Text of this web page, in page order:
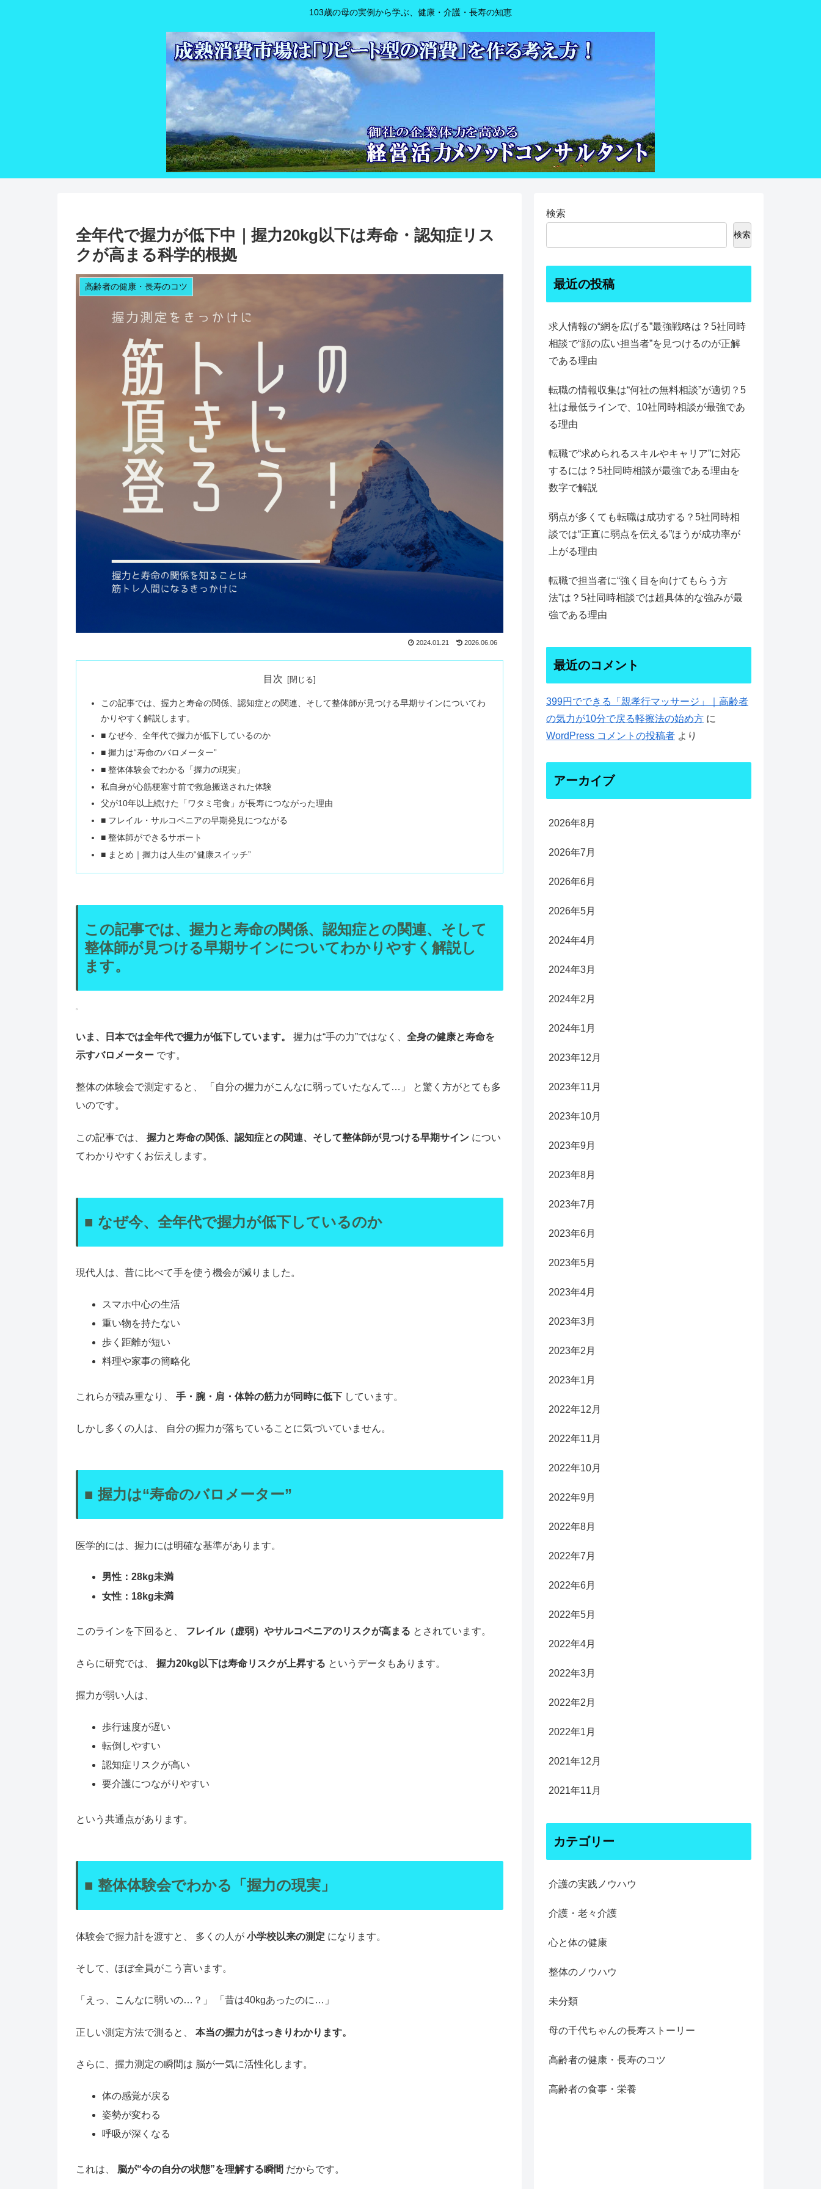
103歳の母の実例から学ぶ、健康・介護・長寿の知恵
全年代で握力が低下中｜握力20kg以下は寿命・認知症リス
クが高まる科学的根拠
高齢者の健康・長寿のコツ
2024.01.21 2026.06.06
目次
この記事では、握力と寿命の関係、認知症との関連、そして整体師が見つける早期サインについてわ
かりやすく解説します。
■ なぜ今、全年代で握力が低下しているのか
■ 握力は“寿命のバロメーター”
■ 整体体験会でわかる「握力の現実」
私自身が心筋梗塞寸前で救急搬送された体験
父が10年以上続けた「ワタミ宅食」が長寿につながった理由
■ フレイル・サルコペニアの早期発見につながる
■ 整体師ができるサポート
■ まとめ｜握力は人生の“健康スイッチ”
この記事では、握力と寿命の関係、認知症との関連、そして
整体師が見つける早期サインについてわかりやすく解説し
ます。
いま、日本では全年代で握力が低下しています。 握力は“手の力”ではなく、 全身の健康と寿命を
示すバロメーター です。
整体の体験会で測定すると、 「自分の握力がこんなに弱っていたなんて…」 と驚く方がとても多
いのです。
この記事では、 握力と寿命の関係、認知症との関連、そして整体師が見つける早期サイン につい
てわかりやすくお伝えします。
■ なぜ今、全年代で握力が低下しているのか
現代人は、昔に比べて手を使う機会が減りました。
スマホ中心の生活
重い物を持たない
歩く距離が短い
料理や家事の簡略化
これらが積み重なり、 手・腕・肩・体幹の筋力が同時に低下 しています。
しかし多くの人は、 自分の握力が落ちていることに気づいていません。
■ 握力は“寿命のバロメーター”
医学的には、握力には明確な基準があります。
男性：28kg未満
女性：18kg未満
このラインを下回ると、 フレイル（虚弱）やサルコペニアのリスクが高まる とされています。
さらに研究では、 握力20kg以下は寿命リスクが上昇する というデータもあります。
握力が弱い人は、
歩行速度が遅い
転倒しやすい
認知症リスクが高い
要介護につながりやすい
という共通点があります。
■ 整体体験会でわかる「握力の現実」
体験会で握力計を渡すと、 多くの人が 小学校以来の測定 になります。
そして、ほぼ全員がこう言います。
「えっ、こんなに弱いの…？」 「昔は40kgあったのに…」
正しい測定方法で測ると、 本当の握力がはっきりわかります。
さらに、握力測定の瞬間は 脳が一気に活性化します。
体の感覚が戻る
姿勢が変わる
呼吸が深くなる
これは、 脳が“今の自分の状態”を理解する瞬間 だからです。
検索
検索
最近の投稿
求人情報の“網を広げる”最強戦略は？5社同時
相談で“顔の広い担当者”を見つけるのが正解
である理由
転職の情報収集は“何社の無料相談”が適切？5
社は最低ラインで、10社同時相談が最強であ
る理由
転職で“求められるスキルやキャリア”に対応
するには？5社同時相談が最強である理由を
数字で解説
弱点が多くても転職は成功する？5社同時相
談では“正直に弱点を伝える”ほうが成功率が
上がる理由
転職で担当者に“強く目を向けてもらう方
法”は？5社同時相談では超具体的な強みが最
強である理由
最近のコメント
399円でできる「親孝行マッサージ」｜高齢者
の気力が10分で戻る軽擦法の始め方 に
WordPress コメントの投稿者 より
アーカイブ
2026年8月
2026年7月
2026年6月
2026年5月
2024年4月
2024年3月
2024年2月
2024年1月
2023年12月
2023年11月
2023年10月
2023年9月
2023年8月
2023年7月
2023年6月
2023年5月
2023年4月
2023年3月
2023年2月
2023年1月
2022年12月
2022年11月
2022年10月
2022年9月
2022年8月
2022年7月
2022年6月
2022年5月
2022年4月
2022年3月
2022年2月
2022年1月
2021年12月
2021年11月
カテゴリー
介護の実践ノウハウ
介護・老々介護
心と体の健康
整体のノウハウ
未分類
母の千代ちゃんの長寿ストーリー
高齢者の健康・長寿のコツ
高齢者の食事・栄養